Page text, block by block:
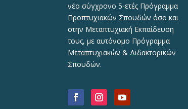
νέο σύγχρονο 5-ετές Πρόγραμμα
Προπτυχιακών Σπουδών όσο και
στην Μεταπτυχιακή Εκπαίδευση
τους, με αυτόνομο Πρόγραμμα
Μεταπτυχιακών & Διδακτορικών
Σπουδών.